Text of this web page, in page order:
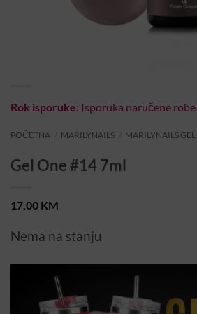
Rok isporuke: Isporuka naručene
POČETNA MARILYNAILS MARILYNAILS
Gel One #14 7ml
17,00 KM
Nema na stanju